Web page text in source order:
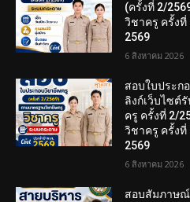
(ครั้งที่ 2/
วิชาครู ครั้งที่
2569
6 สิงหาคม 2026
สอบใบประก
ลิงก์เว็บไซต์
ครู ครั้งที่ 2/
วิชาครู ครั้งที่
2569
6 สิงหาคม 2026
สอบสัมภาษณ์